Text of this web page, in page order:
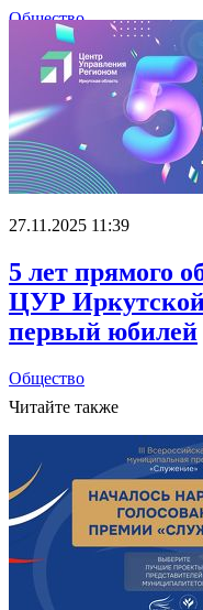
Общество
27.11.2025 11:39
5 лет прямого
ЦУР Иркутской
первый юбилей
Общество
Читайте также